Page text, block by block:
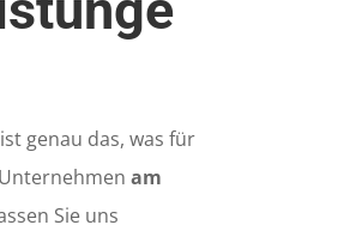
genau das, was für
am
Sie uns